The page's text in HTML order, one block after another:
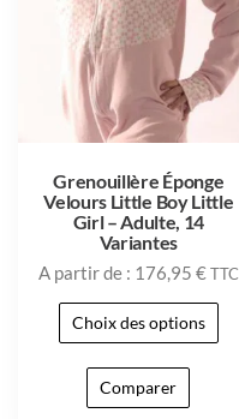
Grenouillère Éponge
Velours Little Boy Little
Girl – Adulte, 14
Variantes
A partir de : 176,95 €TTC
Choix des options
Comparer